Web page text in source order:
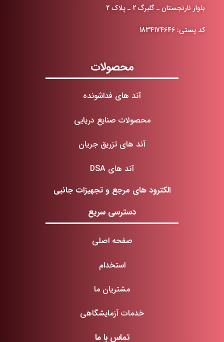
بلوار نارنجستان ـ گلبرگ 2 ـ پلاک 2
کد پستی: 1834174646
محصولات
آند های فداشونده
محصولات صنایع دریایی
آند های تزریق جریان
آند های DSA
الکترود های مرجع و تجهیزات جانبی
دسترسی سریع
صفحه اصلی
استخدام
مشتریان ما
خدمات آزمایشگاهی
تماس با ما